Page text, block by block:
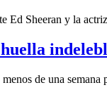
Sheeran y la
de una